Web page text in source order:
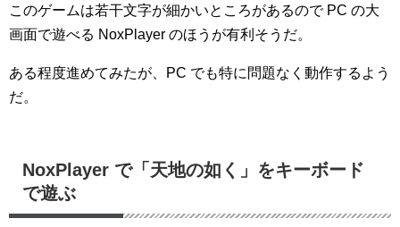
このゲームは若干文字が細かいところがあるので PC の大
画面で遊べる NoxPlayer のほうが有利そうだ。
ある程度進めてみたが、PC でも特に問題なく動作するよう
だ。
NoxPlayer で「天地の如く」をキーボード
で遊ぶ